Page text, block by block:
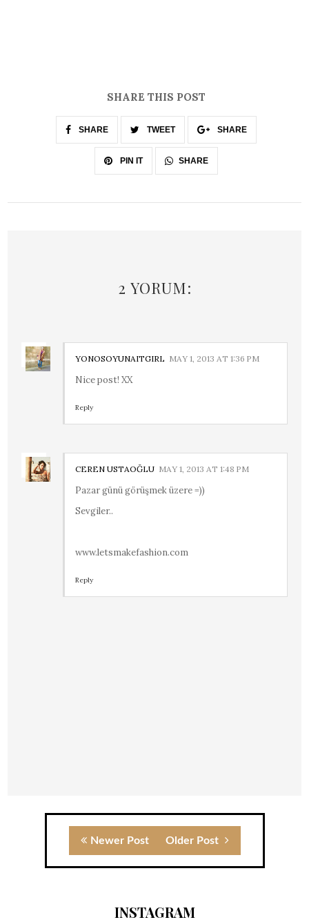
SHARE THIS POST
SHARE TWEET SHARE
PIN IT SHARE
2 YORUM:
YONOSOYUNAITGIRL MAY 1, 2013 AT 1:36 PM
Nice post! XX
Reply
CEREN USTAOĞLU MAY 1, 2013 AT 1:48 PM
Pazar günü görüşmek üzere =))
Sevgiler..
www.letsmakefashion.com
Reply
Newer Post Older Post
INSTAGRAM